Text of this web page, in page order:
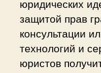
юридических
защитой прав
консультации
технологий и
юристов